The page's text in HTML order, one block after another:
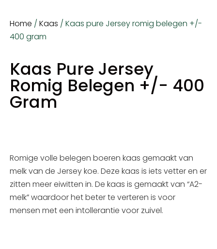
Home / Kaas / Kaas pure Jersey romig belegen +/-
400 gram
Kaas Pure Jersey
Romig Belegen +/- 400
Gram
Romige volle belegen boeren kaas gemaakt van
melk van de Jersey koe. Deze kaas is iets vetter en er
zitten meer eiwitten in. De kaas is gemaakt van “A2-
melk” waardoor het beter te verteren is voor
mensen met een intollerantie voor zuivel.